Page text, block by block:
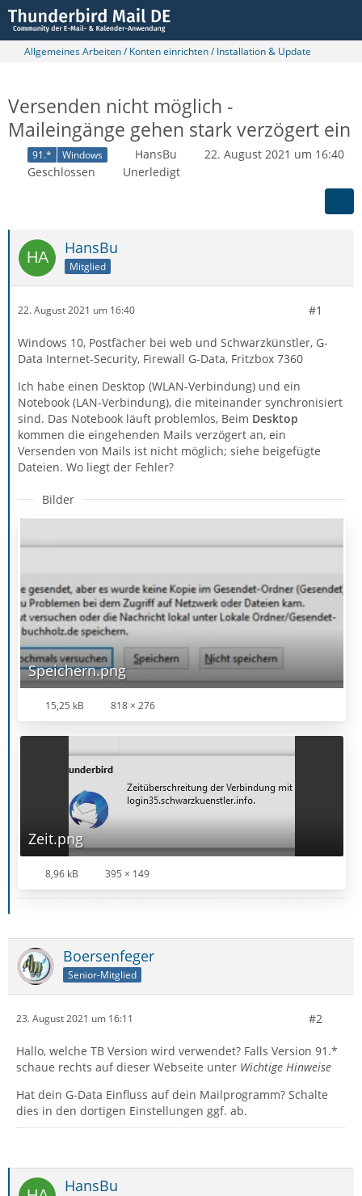
Allgemeines Arbeiten / Konten einrichten / Installation & Update
Versenden nicht möglich -
Maileingänge gehen stark verzögert ein
91.* Windows HansBu
22. August 2021 um 16:40
Geschlossen
Unerledigt
HansBu
Mitglied
22. August 2021 um 16:40 #1
Windows 10, Postfächer bei web und Schwarzkünstler, G-
Data Internet-Security, Firewall G-Data, Fritzbox 7360
Ich habe einen Desktop (WLAN-Verbindung) und ein
Notebook (LAN-Verbindung), die miteinander synchronisiert
sind. Das Notebook läuft problemlos, Beim Desktop
kommen die eingehenden Mails verzögert an, ein
Versenden von Mails ist nicht möglich; siehe beigefügte
Dateien. Wo liegt der Fehler?
Bilder
Speichern.png
15,25 kB 818 × 276
Zeit.png
8,96 kB 395 × 149
Boersenfeger
Senior-Mitglied
23. August 2021 um 16:11 #2
Hallo, welche TB Version wird verwendet? Falls Version 91.*
schaue rechts auf dieser Webseite unter Wichtige Hinweise
Hat dein G-Data Einfluss auf dein Mailprogramm? Schalte
dies in den dortigen Einstellungen ggf. ab.
HansBu